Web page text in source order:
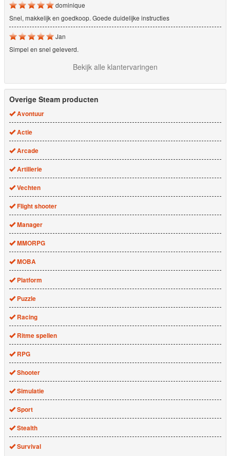
dominique
Snel, makkelijk en goedkoop. Goede duidelijke instructies
Jan
Simpel en snel geleverd.
Bekijk alle klantervaringen
Overige Steam producten
Avontuur
Actie
Arcade
Artillerie
Vechten
Flight shooter
Manager
MMORPG
MOBA
Platform
Puzzle
Racing
Ritme spellen
RPG
Shooter
Simulatie
Sport
Stealth
Survival